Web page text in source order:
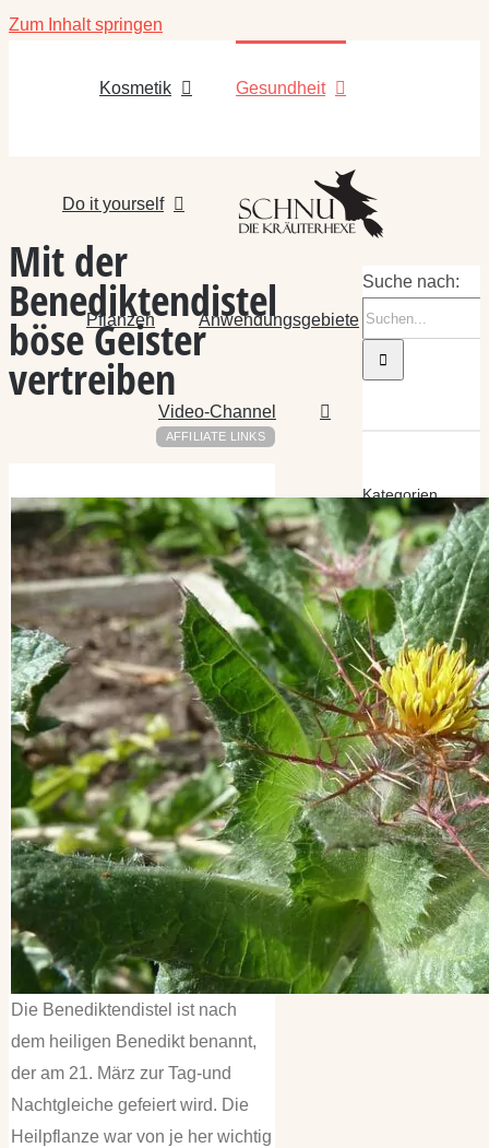
Zum Inhalt springen
Kosmetik Gesundheit
Do it yourself
Pflanzen Anwendungsgebiete
Video-Channel
Mit der
Benediktendistel
böse Geister
vertreiben
AFFILIATE LINKS
Die Benediktendistel ist nach
dem heiligen Benedikt benannt,
der am 21. März zur Tag-und
Nachtgleiche gefeiert wird. Die
Heilpflanze war von je her wichtig
Suche nach:
Kategorien
Kategorien
Archiv
Archiv